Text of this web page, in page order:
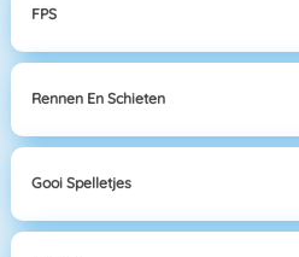
FPS
Rennen En Schieten
Gooi Spelletjes